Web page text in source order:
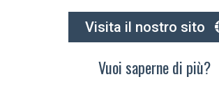
Visita il nostro sito
Vuoi saperne di più?